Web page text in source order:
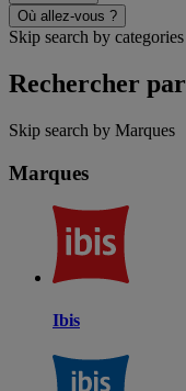
Où allez-vous ?
Skip search by categories
Rechercher par
Skip search by Marques
Marques
Ibis